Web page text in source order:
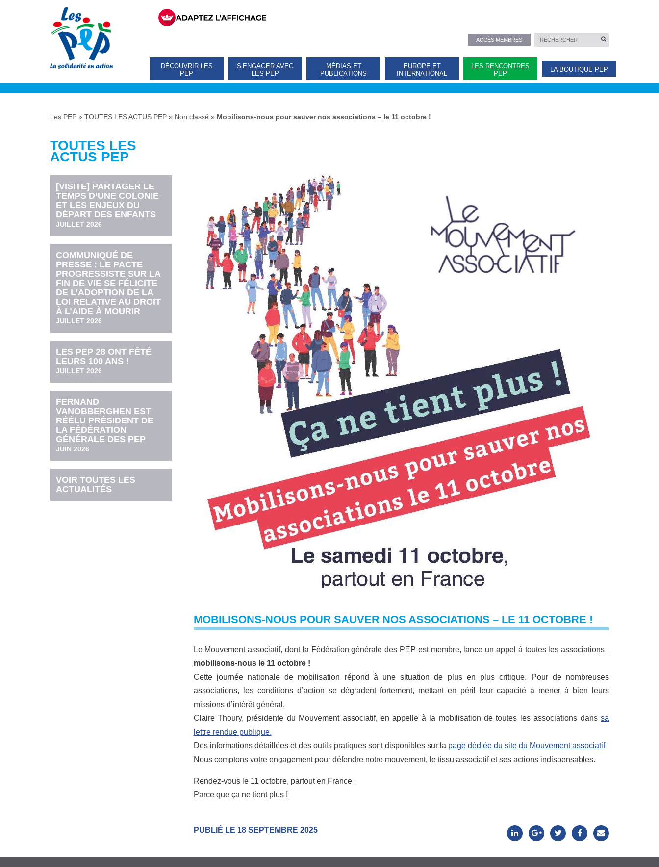
ACCÈS MEMBRES
DÉCOUVRIR LES
PEP
S’ENGAGER AVEC
LES PEP
MÉDIAS ET
PUBLICATIONS
EUROPE ET
INTERNATIONAL
LES RENCONTRES
PEP
LA BOUTIQUE PEP
Les PEP » TOUTES LES ACTUS PEP » Non classé » Mobilisons-nous pour sauver nos associations – le 11 octobre !
TOUTES LES
ACTUS PEP
[VISITE] PARTAGER LE
TEMPS D’UNE COLONIE
ET LES ENJEUX DU
DÉPART DES ENFANTS
JUILLET 2026
COMMUNIQUÉ DE
PRESSE : LE PACTE
PROGRESSISTE SUR LA
FIN DE VIE SE FÉLICITE
DE L’ADOPTION DE LA
LOI RELATIVE AU DROIT
À L’AIDE À MOURIR
JUILLET 2026
LES PEP 28 ONT FÊTÉ
LEURS 100 ANS !
JUILLET 2026
FERNAND
VANOBBERGHEN EST
RÉÉLU PRÉSIDENT DE
LA FÉDÉRATION
GÉNÉRALE DES PEP
JUIN 2026
VOIR TOUTES LES
ACTUALITÉS
MOBILISONS-NOUS POUR SAUVER NOS ASSOCIATIONS – LE 11 OCTOBRE !
Le Mouvement associatif, dont la Fédération générale des PEP est membre, lance un appel à toutes les associations :
mobilisons-nous le 11 octobre !
Cette journée nationale de mobilisation répond à une situation de plus en plus critique. Pour de nombreuses
associations, les conditions d’action se dégradent fortement, mettant en péril leur capacité à mener à bien leurs
missions d’intérêt général.
Claire Thoury, présidente du Mouvement associatif, en appelle à la mobilisation de toutes les associations dans sa
lettre rendue publique.
Des informations détaillées et des outils pratiques sont disponibles sur la page dédiée du site du Mouvement associatif
Nous comptons votre engagement pour défendre notre mouvement, le tissu associatif et ses actions indispensables.
Rendez-vous le 11 octobre, partout en France !
Parce que ça ne tient plus !
PUBLIÉ LE 18 SEPTEMBRE 2025